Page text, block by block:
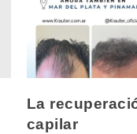
La
capilar